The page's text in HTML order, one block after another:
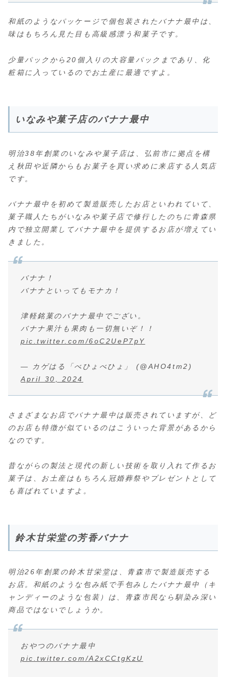
和紙のようなパッケージで個包装されたバナナ最中は、
味はもちろん見た目も高級感漂う和菓子です。
少量パックから20個入りの大容量パックまであり、化
粧箱に入っているのでお土産に最適ですよ。
いなみや菓子店のバナナ最中
明治38年創業のいなみや菓子店は、弘前市に拠点を構
え秋田や近隣からもお菓子を買い求めに来店する人気店
です。
バナナ最中を初めて製造販売したお店といわれていて、
菓子職人たちがいなみや菓子店で修行したのちに青森県
内で独立開業してバナナ最中を提供するお店が増えてい
きました。
バナナ！
バナナといってもモナカ！
津軽銘菓のバナナ最中でござい。
バナナ果汁も果肉も一切無いぞ！！
pic.twitter.com/6oC2UeP7pY
— カゲはる「べひょべひょ」 (@AHO4tm2)
April 30, 2024
さまざまなお店でバナナ最中は販売されていますが、ど
のお店も特徴が似ているのはこういった背景があるから
なのです。
昔ながらの製法と現代の新しい技術を取り入れて作るお
菓子は、お土産はもちろん冠婚葬祭やプレゼントとして
も喜ばれていますよ。
鈴木甘栄堂の芳香バナナ
明治26年創業の鈴木甘栄堂は、青森市で製造販売する
お店。和紙のような包み紙で手包みしたバナナ最中（キ
ャンディーのような包装）は、青森市民なら馴染み深い
商品ではないでしょうか。
おやつのバナナ最中
pic.twitter.com/A2xCCtgKzU